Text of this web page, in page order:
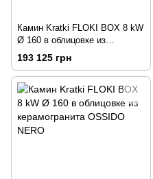
Камин Kratki FLOKI BOX 8 kW
Ø 160 в облицовке из
керамогранита NATURALI
PIETRA DI SAVOIA PERLA
BOCCIARDATA
193 125 грн